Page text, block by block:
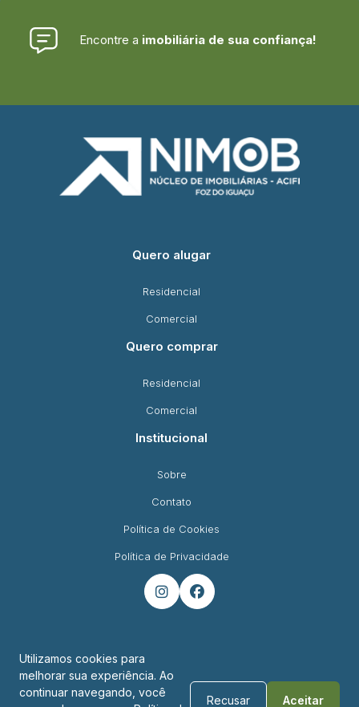
Encontre a imobiliária de sua confiança!
Quero alugar
Residencial
Comercial
Quero comprar
Residencial
Comercial
Institucional
Sobre
Contato
Política de Cookies
Política de Privacidade
 
Endereço
Utilizamos cookies para
melhorar sua experiência. Ao
continuar navegando, você
Recusar Aceitar